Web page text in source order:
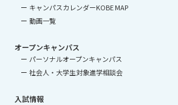
キャンパスカレンダーKOBE MAP
動画一覧
オープンキャンパス
パーソナルオープンキャンパス
社会人・大学生対象進学相談会
入試情報